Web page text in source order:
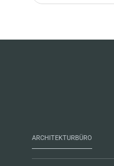
ARCHITEKTURBÜRO